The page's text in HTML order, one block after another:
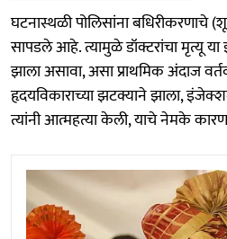
घटनास्थळी पोलिसांना
सापडले आहे. त्यामुळे डॉक्टरांचा मृत्यू
झाला असावा, असा प्राथमिक अंदाज
हृदयविकाराच्या झटक्याने झाला,
त्यांनी आत्महत्या केली, याचे नेमके